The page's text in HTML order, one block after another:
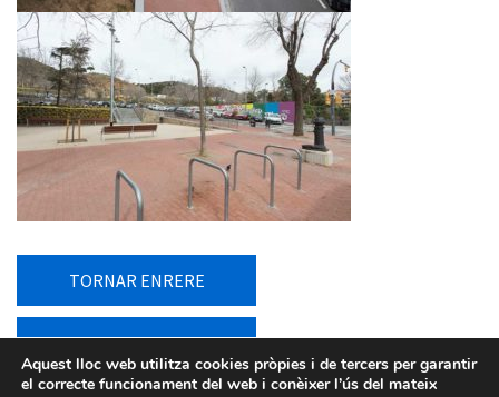
TORNAR ENRERE
TORNAR AL LLISTAT
Aquest lloc web utilitza cookies pròpies i de tercers per garantir
el correcte funcionament del web i conèixer l’ús del mateix